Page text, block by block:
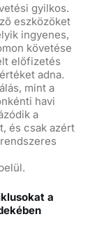
gyilkos.
eszközöket
ingyenes,
követése
előfizetés
adna.
mint a
havi
a
és csak azért
a